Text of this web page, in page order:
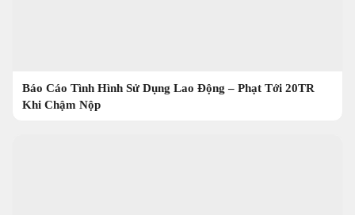
Báo Cáo Tình Hình Sử Dụng Lao Động – Phạt Tới 20TR
Khi Chậm Nộp